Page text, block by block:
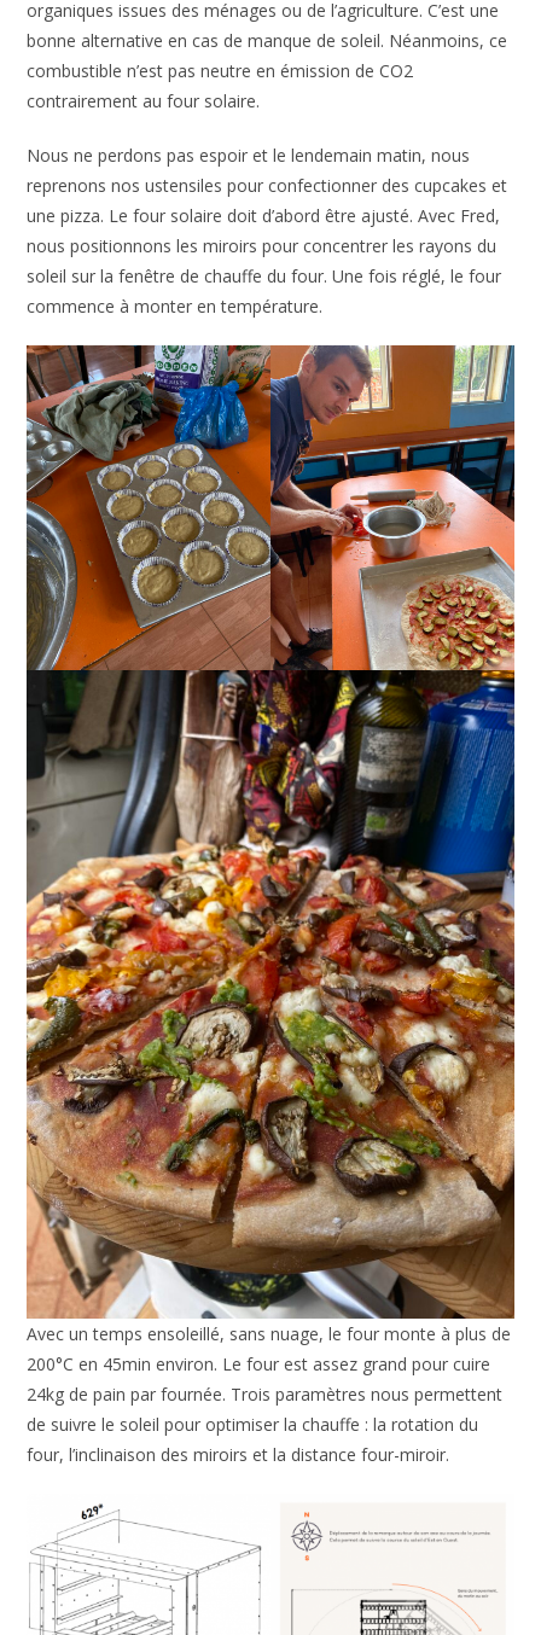
organiques issues des ménages ou de l’agriculture. C’est une
bonne alternative en cas de manque de soleil. Néanmoins, ce
combustible n’est pas neutre en émission de CO2
contrairement au four solaire.
Nous ne perdons pas espoir et le lendemain matin, nous
reprenons nos ustensiles pour confectionner des cupcakes et
une pizza. Le four solaire doit d’abord être ajusté. Avec Fred,
nous positionnons les miroirs pour concentrer les rayons du
soleil sur la fenêtre de chauffe du four. Une fois réglé, le four
commence à monter en température.
Avec un temps ensoleillé, sans nuage, le four monte à plus de
200°C en 45min environ. Le four est assez grand pour cuire
24kg de pain par fournée. Trois paramètres nous permettent
de suivre le soleil pour optimiser la chauffe : la rotation du
four, l’inclinaison des miroirs et la distance four-miroir.